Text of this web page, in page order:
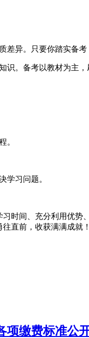
异。只要你踏实备
识。备考以教材为主
。
学习问题。
时间、充分利用优
直前，收获满满成就！
项缴费标准公